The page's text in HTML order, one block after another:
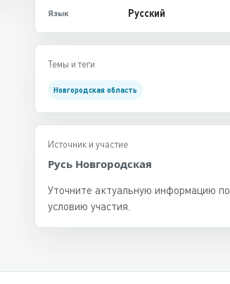
Язык Русский
Темы и теги
Новгородская область
Источник и участие
Русь Новгородская
Уточните актуальную информацию по
условию участия.